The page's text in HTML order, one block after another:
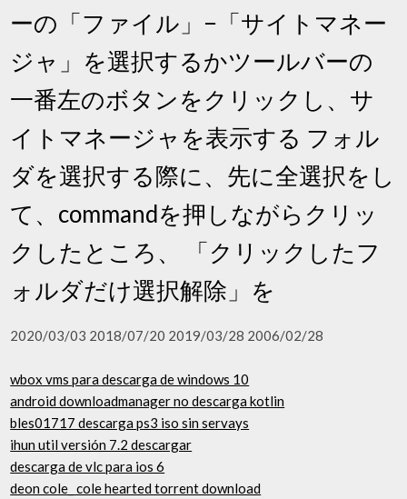
ーの「ファイル」−「サイトマネー
ジャ」を選択するかツールバーの
一番左のボタンをクリックし、サ
イトマネージャを表示する フォル
ダを選択する際に、先に全選択をし
て、commandを押しながらクリッ
クしたところ、 「クリックしたフ
ォルダだけ選択解除」を
2020/03/03 2018/07/20 2019/03/28 2006/02/28
wbox vms para descarga de windows 10
android downloadmanager no descarga kotlin
bles01717 descarga ps3 iso sin servays
ihun util versión 7.2 descargar
descarga de vlc para ios 6
deon cole_ cole hearted torrent download